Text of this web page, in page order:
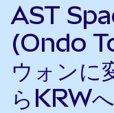
AST
(Ondo
ウォンに
らKRWへ